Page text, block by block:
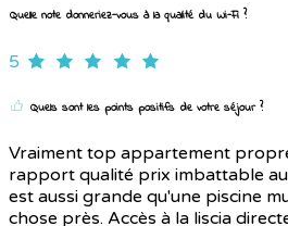
Quelle note donneriez-vous à la qualité du Wi-Fi ?
5
Quels sont les points positifs de votre séjour ?
Vraiment top appartement
rapport qualité prix imbattable au
est aussi grande qu'une piscine
chose près. Accès à la liscia